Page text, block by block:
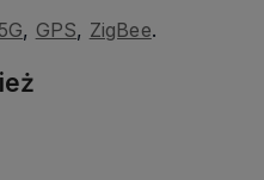
, GPS, ZigBee.